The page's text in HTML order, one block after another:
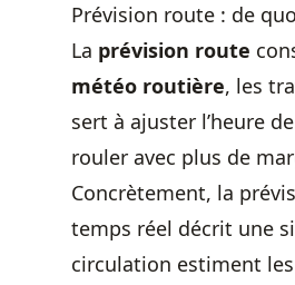
Prévision route : de
La prévision route
météo routière, les
sert à ajuster l’heure
rouler avec plus de
Concrètement, la
temps réel décrit une
circulation estiment